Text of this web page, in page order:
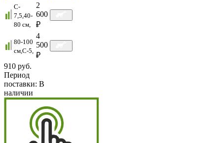
C-
7,5,40-
80 cм,
2
600
₽
80-100
см,C-5,
4
500
₽
910 руб.
Период
поставки: В
наличии